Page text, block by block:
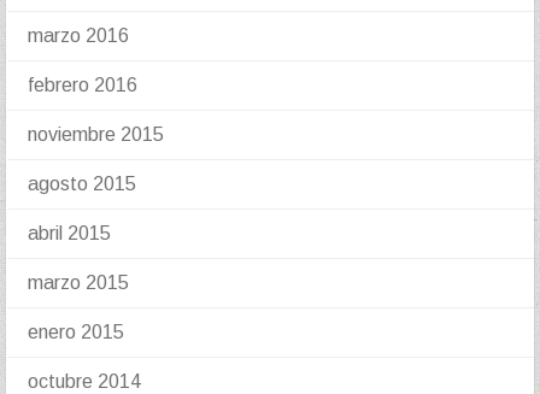
marzo 2016
febrero 2016
noviembre 2015
agosto 2015
abril 2015
marzo 2015
enero 2015
octubre 2014